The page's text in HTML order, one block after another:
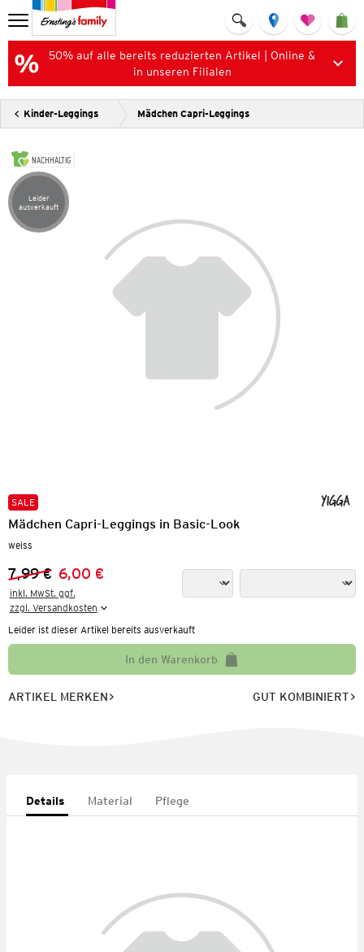
50% auf alle bereits reduzierten Artikel | Online &
in unseren Filialen
Kinder-Leggings Mädchen Capri-Leggings
NACHHALTIG
Artikel leider ausverkauft
Leider
ausverkauft
SALE
Mädchen Capri-Leggings in Basic-Look
weiss
Vorheriger Preis:
7,99 €
Neuer Preis:
6,00 €
inkl. MwSt. ggf.
zzgl. Versandkosten
Leider ist dieser Artikel bereits ausverkauft
In den Warenkorb
ARTIKEL MERKEN GUT KOMBINIERT
Details Material Pflege